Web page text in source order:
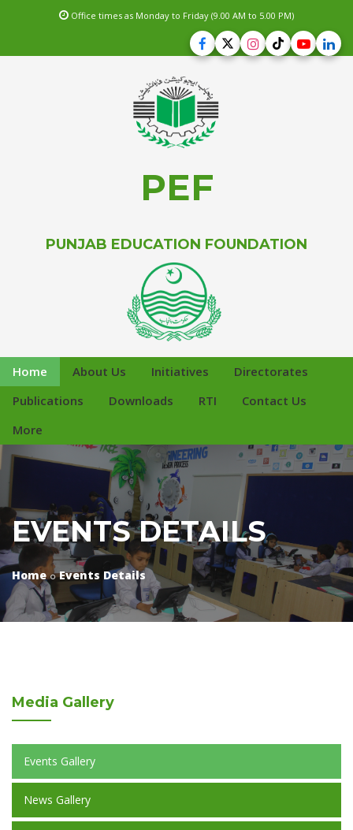
Office times as Monday to Friday (9.00 AM to 5.00 PM)
PEF
PUNJAB EDUCATION FOUNDATION
Home About Us Initiatives
Directorates
Publications
Downloads RTI
Contact Us
More
EVENTS DETAILS
Home Events Details
Media Gallery
Events Gallery
News Gallery